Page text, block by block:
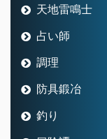
天地雷鳴士
占い師
調理
防具鍛冶
釣り